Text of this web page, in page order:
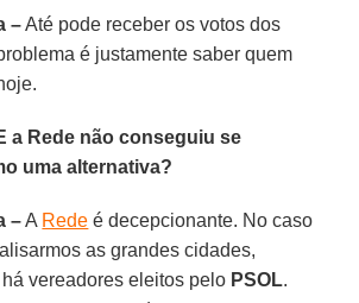
–Até pode receber os votos dos
é justamente saber quem
a Rede não conseguiu se
uma alternativa?
–A Rede é decepcionante. No caso
as grandes cidades,
vereadores eleitos pelo PSOL.